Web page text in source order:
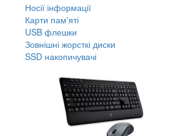
Носії інформації
Карти пам'яті
USB флешки
Зовнішні жорсткі диски
SSD накопичувачі